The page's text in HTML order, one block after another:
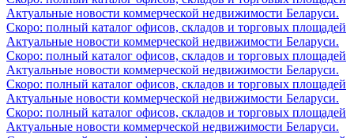
Актуальные новости коммерческой недвижимости Беларуси.
Скоро: полный каталог офисов, складов и торговых площадей
Актуальные новости коммерческой недвижимости Беларуси.
Скоро: полный каталог офисов, складов и торговых площадей
Актуальные новости коммерческой недвижимости Беларуси.
Скоро: полный каталог офисов, складов и торговых площадей
Актуальные новости коммерческой недвижимости Беларуси.
Скоро: полный каталог офисов, складов и торговых площадей
Актуальные новости коммерческой недвижимости Беларуси.